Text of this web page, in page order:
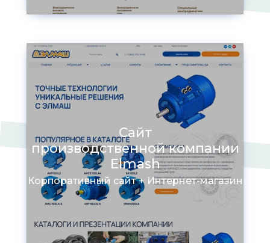
Сайт
производственной компании
Elmash
Корпоративный сайт + Интернет-магазин